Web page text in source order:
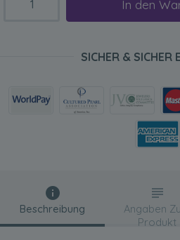
In den
SICHER & SICHER
Beschreibung
Angaben
Produkt